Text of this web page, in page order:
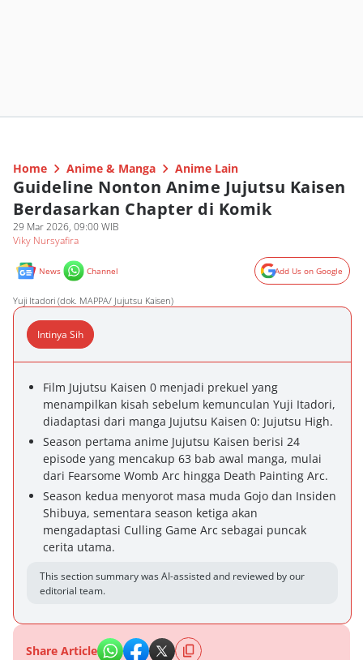
Home Anime & Manga Anime Lain
Guideline Nonton Anime Jujutsu Kaisen
Berdasarkan Chapter di Komik
29 Mar 2026, 09:00 WIB
Viky Nursyafira
News Channel Add Us on Google
Yuji Itadori (dok. MAPPA/ Jujutsu Kaisen)
Intinya Sih
Film Jujutsu Kaisen 0 menjadi prekuel yang
menampilkan kisah sebelum kemunculan Yuji Itadori,
diadaptasi dari manga Jujutsu Kaisen 0: Jujutsu High.
Season pertama anime Jujutsu Kaisen berisi 24
episode yang mencakup 63 bab awal manga, mulai
dari Fearsome Womb Arc hingga Death Painting Arc.
Season kedua menyorot masa muda Gojo dan Insiden
Shibuya, sementara season ketiga akan
mengadaptasi Culling Game Arc sebagai puncak
cerita utama.
This section summary was AI-assisted and reviewed by our
editorial team.
Share Article